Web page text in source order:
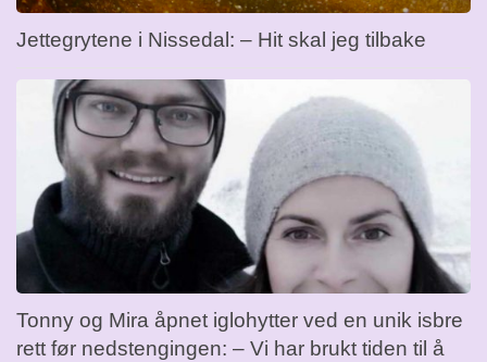
Jettegrytene i Nissedal: – Hit skal jeg tilbake
Tonny og Mira åpnet iglohytter ved en unik isbre
rett før nedstengingen: – Vi har brukt tiden til å